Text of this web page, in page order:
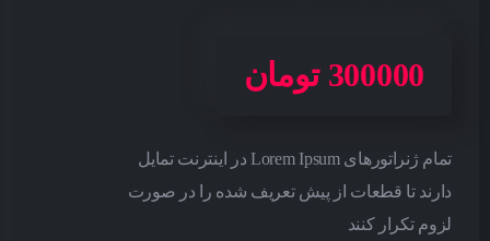
300000 تومان
تمام ژنراتورهای Lorem Ipsum در اینترنت تمایل
دارند تا قطعات از پیش تعریف شده را در صورت
لزوم تکرار کنند